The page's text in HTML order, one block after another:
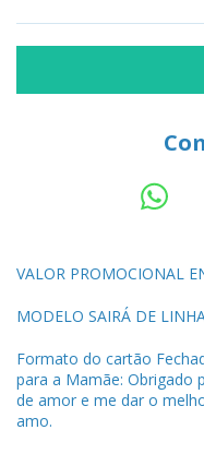
VALOR PROMOCIONAL
MODELO SAIRÁ DE
Formato do cartão
para a Mamãe: Obrigado
de amor e me dar o
amo.